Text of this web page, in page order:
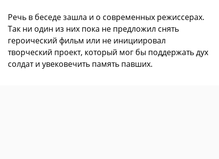
Речь в беседе зашла и о современных режиссерах.
Так ни один из них пока не предложил снять
героический фильм или не инициировал
творческий проект, который мог бы поддержать дух
солдат и увековечить память павших.